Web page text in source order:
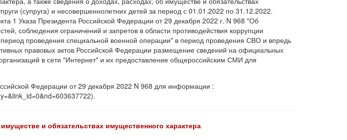
(супруга) и несовершеннолетних детей за период с 01.01.2022 по 31.12.2022.
1 Указа Президента Российской Федерации от 29 декабря 2022 г. N 968 "Об
соблюдения ограничений и запретов в области противодействия коррупции
проведения специальной военной операции" в период проведения СВО и впредь
правовых актов Российской Федерации размещение сведений на официальных
в сети "Интернет" и их предоставление общероссийским СМИ для
Федерации от 29 декабря 2022 N 968 для информации :
и обязательствах имущественного характера